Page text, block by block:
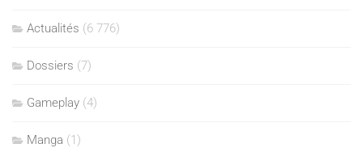
Actualités (6 776)
Dossiers (7)
Gameplay (4)
Manga (1)